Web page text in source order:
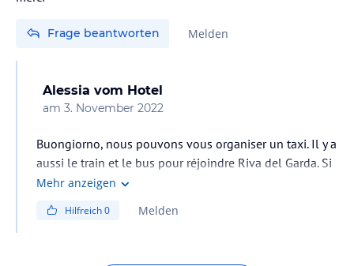
Frage beantworten Melden
Alessia vom Hotel
am 3. November 2022
Buongiorno, nous pouvons vous organiser un taxi. Il y a
aussi le train et le bus pour réjoindre Riva del Garda. Si
vous avez besoin de plus d'information, s'il vous plait
Meilleures salutations
Mehr anzeigen
Hilfreich0 Melden